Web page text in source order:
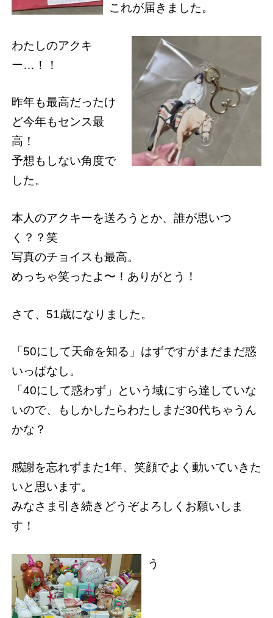
これが届きました。
わたしのアクキ
ー…！！
昨年も最高だったけ
ど今年もセンス最
高！
予想もしない角度で
した。
本人のアクキーを送ろうとか、誰が思いつ
く？？笑
写真のチョイスも最高。
めっちゃ笑ったよ〜！ありがとう！
さて、51歳になりました。
「50にして天命を知る」はずですがまだまだ惑
いっぱなし。
「40にして惑わず」という域にすら達していな
いので、もしかしたらわたしまだ30代ちゃうん
かな？
感謝を忘れずまた1年、笑顔でよく動いていきた
いと思います。
みなさま引き続きどうぞよろしくお願いしま
す！
う